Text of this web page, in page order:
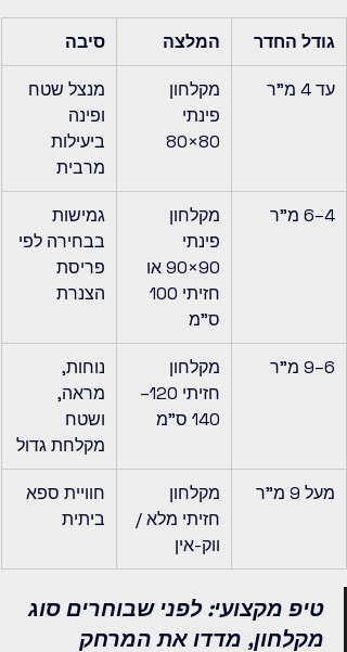
גודל החדר המלצה סיבה
עד 4 מ"ר
מקלחון
פינתי
80×80
מנצל שטח
ופינה
ביעילות
מרבית
4–6 מ"ר
מקלחון
פינתי
90×90 או
ס"מ
גמישות
בבחירה לפי
פריסת
הצנרת
6–9 מ"ר
מקלחון
חזיתי 120–
140 ס"מ
נוחות,
מראה,
ושטח
מקלחת גדול
מעל 9 מ"ר
מקלחון
חזיתי מלא /
ווק-אין
חוויית ספא
ביתית
טיפ מקצועי: לפני שבוחרים סוג
מקלחון, מדדו את המרחק